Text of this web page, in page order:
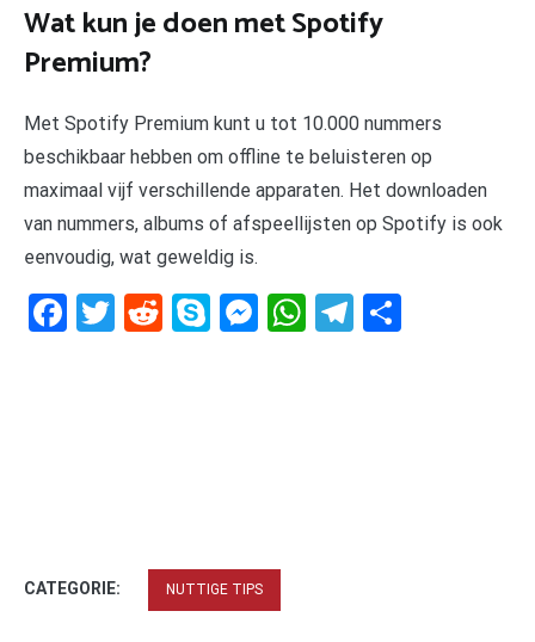
Wat kun je doen met Spotify
Premium?
Met Spotify Premium kunt u tot 10.000 nummers
beschikbaar hebben om offline te beluisteren op
maximaal vijf verschillende apparaten. Het downloaden
van nummers, albums of afspeellijsten op Spotify is ook
eenvoudig, wat geweldig is.
Facebook
Twitter
RedditSkypeMessenger
WhatsApp
Telegram
CATEGORIE: NUTTIGE TIPS